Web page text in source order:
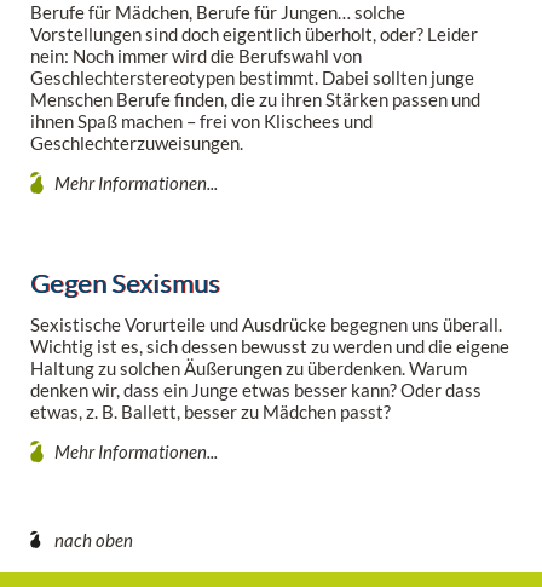
Berufe für Mädchen, Berufe für Jungen… solche
Vorstellungen sind doch eigentlich überholt, oder? Leider
nein: Noch immer wird die Berufswahl von
Geschlechterstereotypen bestimmt. Dabei sollten junge
Menschen Berufe finden, die zu ihren Stärken passen und
ihnen Spaß machen – frei von Klischees und
Geschlechterzuweisungen.
Mehr Informationen...
Gegen Sexismus
Sexistische Vorurteile und Ausdrücke begegnen uns überall.
Wichtig ist es, sich dessen bewusst zu werden und die eigene
Haltung zu solchen Äußerungen zu überdenken. Warum
denken wir, dass ein Junge etwas besser kann? Oder dass
etwas, z. B. Ballett, besser zu Mädchen passt?
Mehr Informationen...
nach oben